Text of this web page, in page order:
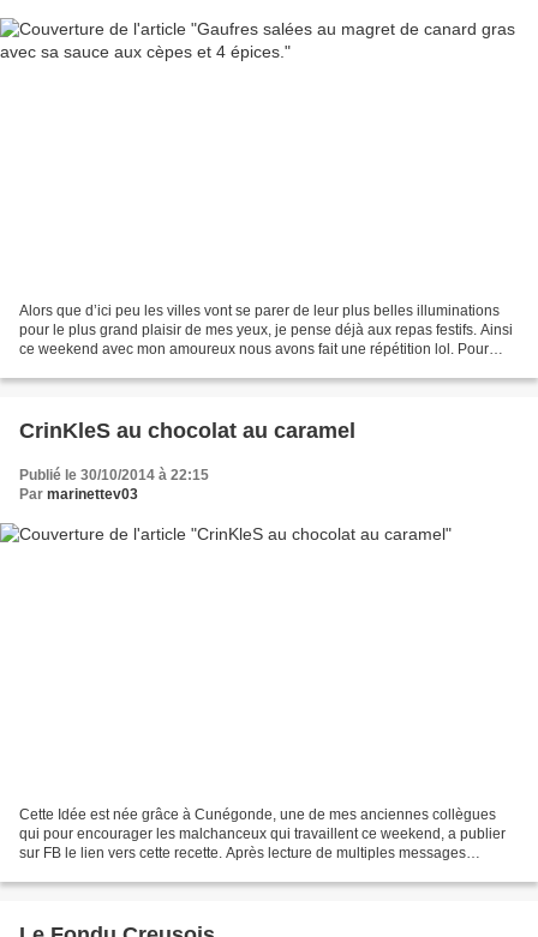
Alors que d’ici peu les villes vont se parer de leur plus belles illuminations
pour le plus grand plaisir de mes yeux, je pense déjà aux repas festifs. Ainsi
ce weekend avec mon amoureux nous avons fait une répétition lol. Pour
CrinKleS au chocolat au caramel
Publié le 30/10/2014 à 22:15
Par marinettev03
Cette Idée est née grâce à Cunégonde, une de mes anciennes collègues
qui pour encourager les malchanceux qui travaillent ce weekend, a publier
sur FB le lien vers cette recette. Après lecture de multiples messages